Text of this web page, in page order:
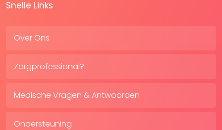
Snelle Links
Over Ons
Zorgprofessional?
Medische Vragen & Antwoorden
Ondersteuning